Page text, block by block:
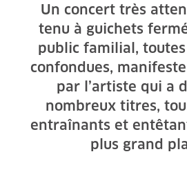
Un concert très
tenu à guichets
public familial,
confondues,
par l’artiste qui a
nombreux titres,
entraînants et
plus grand